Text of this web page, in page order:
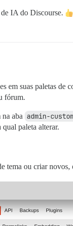
IA do Discourse.
em suas paletas de
fórum.
aba admin-
qual paleta alterar.
tema ou criar